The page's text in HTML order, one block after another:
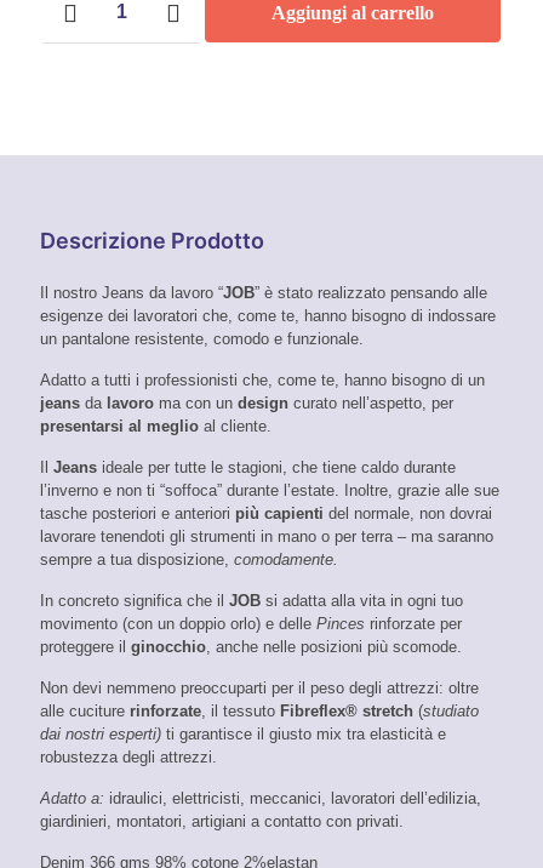
lavoro
-
Aggiungi al carrello
Descrizione Prodotto
Il nostro Jeans da lavoro “JOB” è stato realizzato pensando alle
esigenze dei lavoratori che, come te, hanno bisogno di indossare
un pantalone resistente, comodo e funzionale.
Adatto a tutti i professionisti che, come te, hanno bisogno di un
jeans da lavoro ma con un design curato nell’aspetto, per
presentarsi al meglio al cliente.
Jeans ideale per tutte le stagioni, che tiene caldo durante
l’inverno e non ti “soffoca” durante l’estate. Inoltre, grazie alle sue
tasche posteriori e anteriori più capienti del normale, non dovrai
lavorare tenendoti gli strumenti in mano o per terra – ma saranno
sempre a tua disposizione, comodamente.
In concreto significa che il JOB si adatta alla vita in ogni tuo
movimento (con un doppio orlo) e delle Pinces rinforzate per
proteggere il ginocchio, anche nelle posizioni più scomode.
Non devi nemmeno preoccuparti per il peso degli attrezzi: oltre
alle cuciture rinforzate, il tessuto Fibreflex® stretch (studiato
dai nostri esperti) ti garantisce il giusto mix tra elasticità e
robustezza degli attrezzi.
Adatto a: idraulici, elettricisti, meccanici, lavoratori dell’edilizia,
giardinieri, montatori, artigiani a contatto con privati.
Denim 366 gms 98% cotone 2%elastan